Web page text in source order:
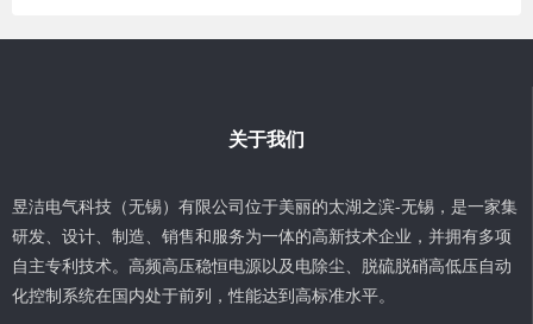
关于我们
昱洁电气科技（无锡）有限公司位于美丽的太湖之滨-无锡，是一家集
研发、设计、制造、销售和服务为一体的高新技术企业，并拥有多项
自主专利技术。高频高压稳恒电源以及电除尘、脱硫脱硝高低压自动
化控制系统在国内处于前列，性能达到高标准水平。